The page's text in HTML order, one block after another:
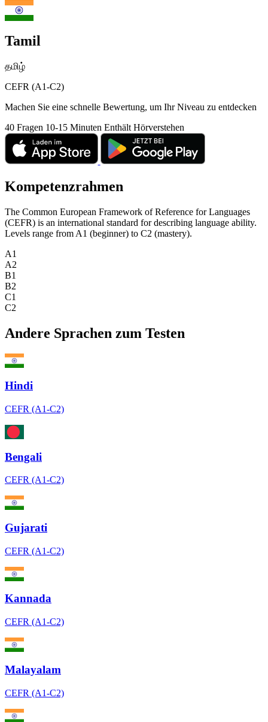
Tamil
தமிழ்
CEFR (A1-C2)
Machen Sie eine schnelle Bewertung, um Ihr Niveau zu entdecken
40 Fragen 10-15 Minuten Enthält Hörverstehen
Kompetenzrahmen
The Common European Framework of Reference for Languages
(CEFR) is an international standard for describing language ability.
Levels range from A1 (beginner) to C2 (mastery).
A1
A2
B1
B2
C1
C2
Andere Sprachen zum Testen
Hindi
CEFR (A1-C2)
Bengali
CEFR (A1-C2)
Gujarati
CEFR (A1-C2)
Kannada
CEFR (A1-C2)
Malayalam
CEFR (A1-C2)